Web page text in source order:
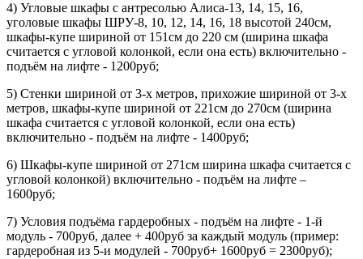
4) Угловые шкафы с антресолью Алиса-13, 14, 15, 16,
уголовые шкафы ШРУ-8, 10, 12, 14, 16, 18 высотой 240см,
шкафы-купе шириной от 151см до 220 см (ширина шкафа
считается с угловой колонкой, если она есть) включительно -
подъём на лифте - 1200руб;
5) Стенки шириной от 3-х метров, прихожие шириной от 3-х
метров, шкафы-купе шириной от 221см до 270см (ширина
шкафа считается с угловой колонкой, если она есть)
включительно - подъём на лифте - 1400руб;
6) Шкафы-купе шириной от 271см ширина шкафа считается с
угловой колонкой) включительно - подъём на лифте –
1600руб;
7) Условия подъёма гардеробных - подъём на лифте - 1-й
модуль - 700руб, далее + 400руб за каждый модуль (пример:
гардеробная из 5-и модулей - 700руб+ 1600руб = 2300руб);